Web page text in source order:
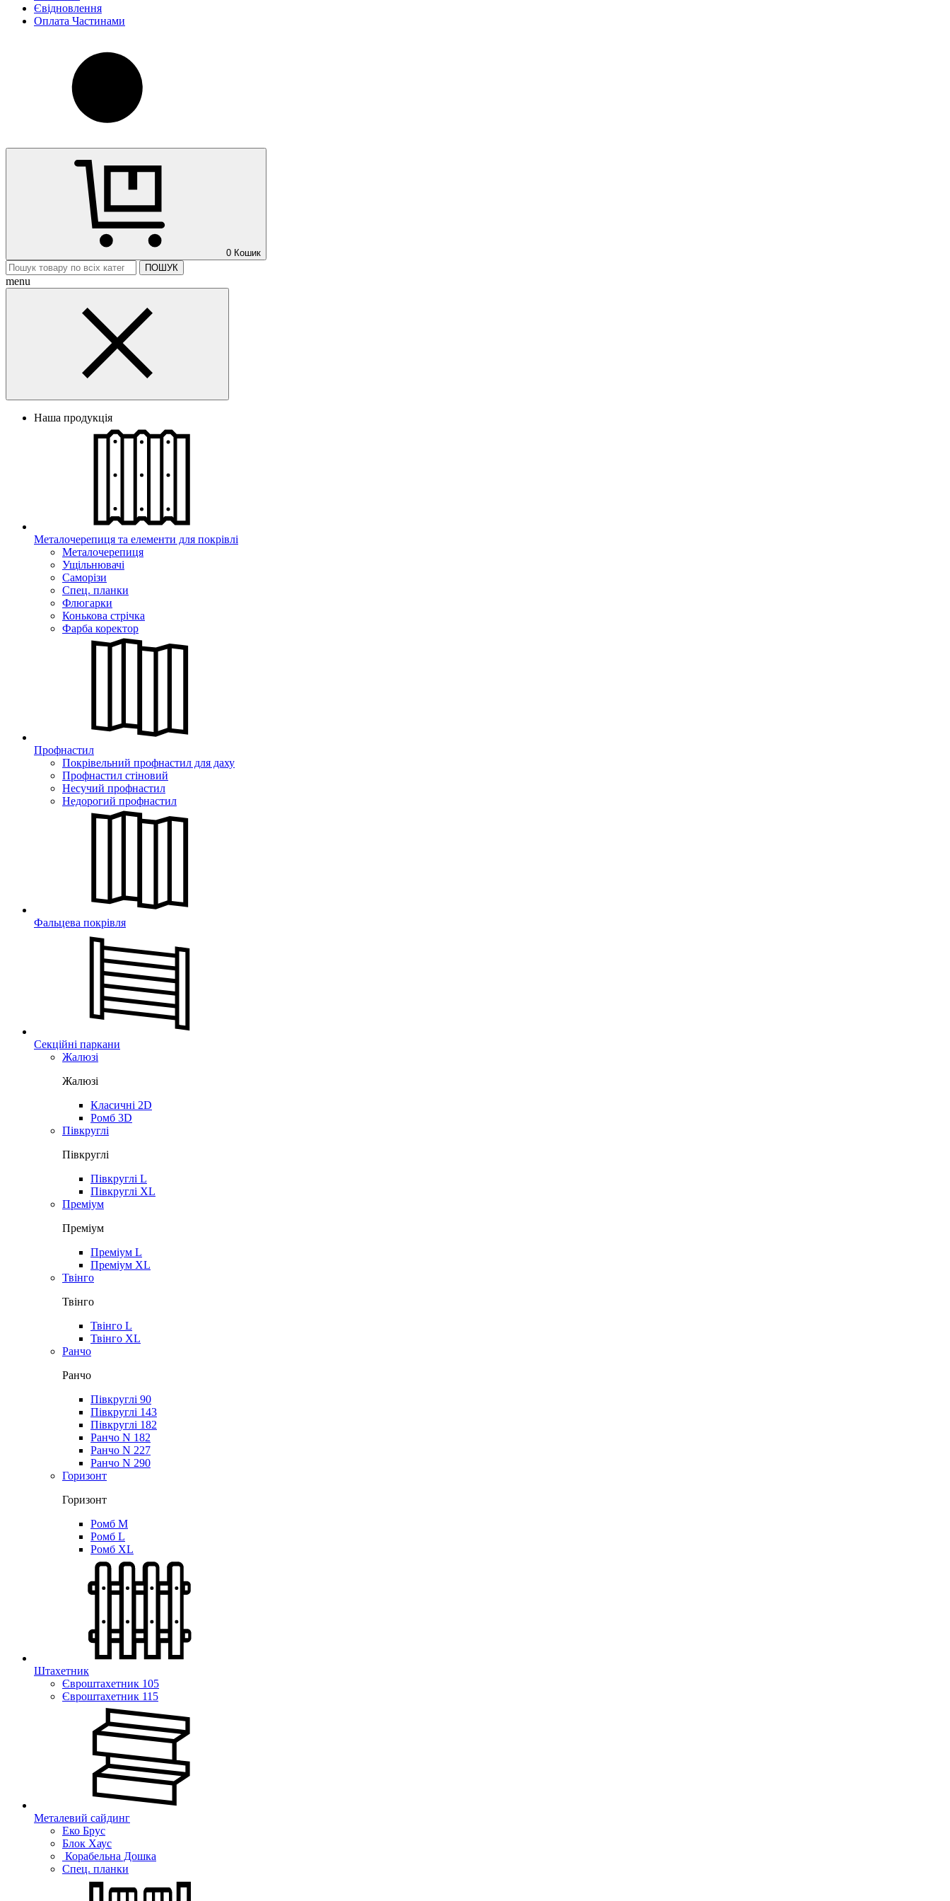
Євідновлення
Оплата Частинами
0 Кошик
ПОШУК
menu
Наша продукція
Металочерепиця та елементи для покрівлі
Металочерепиця
Ущільнювачі
Саморізи
Спец. планки
Флюгарки
Конькова стрічка
Фарба коректор
Профнастил
Покрівельний профнастил для даху
Профнастил стіновий
Несучий профнастил
Недорогий профнастил
Фальцева покрівля
Секційні паркани
Жалюзі
Жалюзі
Класичні 2D
Ромб 3D
Півкруглі
Півкруглі
Півкруглі L
Півкруглі XL
Преміум
Преміум
Преміум L
Преміум XL
Твінго
Твінго
Твінго L
Твінго XL
Ранчо
Ранчо
Півкруглі 90
Півкруглі 143
Півкруглі 182
Ранчо N 182
Ранчо N 227
Ранчо N 290
Горизонт
Горизонт
Ромб M
Ромб L
Ромб XL
Штахетник
Євроштахетник 105
Євроштахетник 115
Металевий сайдинг
Еко Брус
Блок Хаус
Корабельна Дошка
Спец. планки